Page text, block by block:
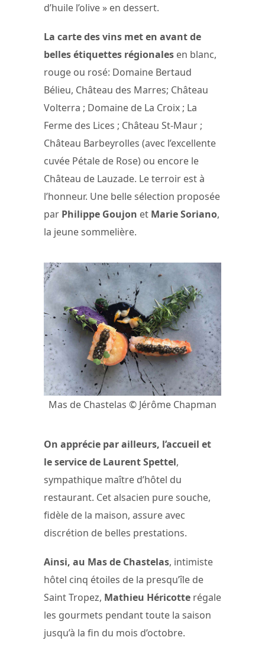
d’huile l’olive » en dessert.
La carte des vins met en avant de
belles étiquettes régionales en blanc,
rouge ou rosé: Domaine Bertaud
Bélieu, Château des Marres; Château
Volterra ; Domaine de La Croix ; La
Ferme des Lices ; Château St-Maur ;
Château Barbeyrolles (avec l’excellente
cuvée Pétale de Rose) ou encore le
Château de Lauzade. Le terroir est à
l’honneur. Une belle sélection proposée
par Philippe Goujon et Marie Soriano,
la jeune sommelière.
Mas de Chastelas © Jérôme Chapman
On apprécie par ailleurs, l’accueil et
le service de Laurent Spettel,
sympathique maître d’hôtel du
restaurant. Cet alsacien pure souche,
fidèle de la maison, assure avec
discrétion de belles prestations.
Ainsi, au Mas de Chastelas, intimiste
hôtel cinq étoiles de la presqu’île de
Saint Tropez, Mathieu Héricotte régale
les gourmets pendant toute la saison
jusqu’à la fin du mois d’octobre.